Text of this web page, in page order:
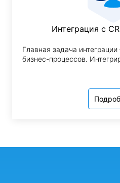
Интеграция с
Главная задача интеграции
бизнес-процессов.
надежную связь и
контроля и учета данных по
построения качественной